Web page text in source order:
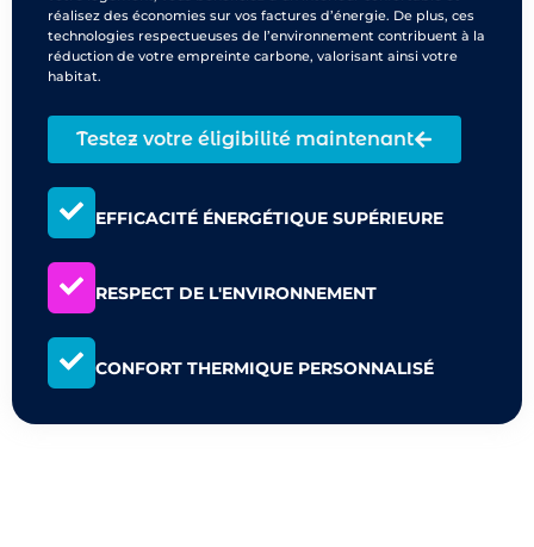
réalisez des économies sur vos factures d’énergie. De plus, ces
technologies respectueuses de l’environnement contribuent à la
réduction de votre empreinte carbone, valorisant ainsi votre
habitat.
Testez votre éligibilité maintenant
EFFICACITÉ ÉNERGÉTIQUE SUPÉRIEURE
RESPECT DE L'ENVIRONNEMENT
CONFORT THERMIQUE PERSONNALISÉ